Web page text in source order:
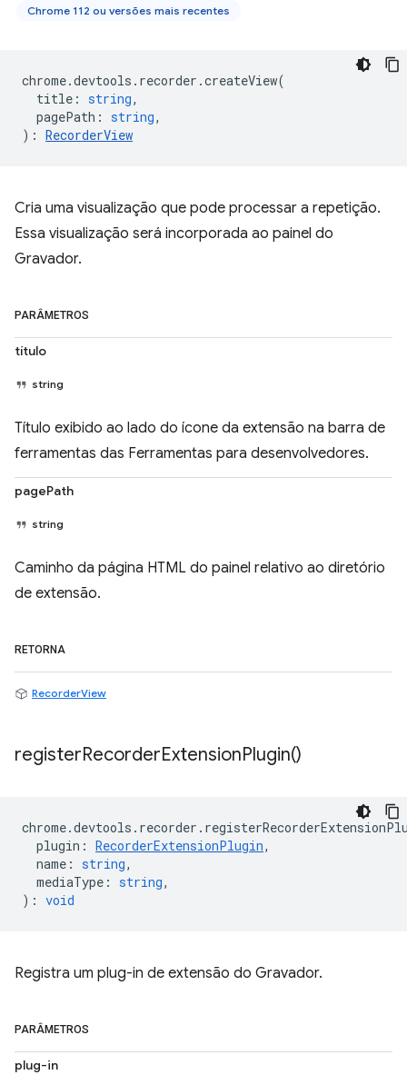
Chrome 112 ou versões mais recentes
chrome.devtools . recorder .createView(
title : string,
pagePath : string,
) : RecorderView
Cria uma visualização que pode processar a repetição.
Essa visualização será incorporada ao painel do
Gravador.
PARÂMETROS
título
string
Título exibido ao lado do ícone da extensão na barra de
ferramentas das Ferramentas para desenvolvedores.
pagePath
string
Caminho da página HTML do painel relativo ao diretório
de extensão.
RETORNA
RecorderView
registerRecorderExtensionPlugin()
chrome.devtools . recorder .
plugin : RecorderExtensionPlugin,
name : string,
mediaType : string,
) : void
Registra um plug-in de extensão do Gravador.
PARÂMETROS
plug-in